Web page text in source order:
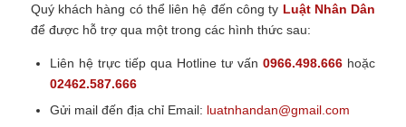
Quý khách hàng có thể liên hệ đến công ty Luật Nhân Dân
để được hỗ trợ qua một trong các hình thức sau:
Liên hệ trực tiếp qua Hotline tư vấn0966.498.666 hoặc
02462.587.666
Gửi mail đến địa chỉ Email: luatnhandan@gmail.com